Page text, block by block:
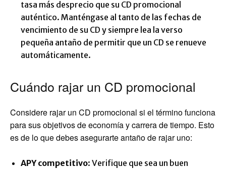
tasa más desprecio que su CD promocional
auténtico. Manténgase al tanto de las fechas de
vencimiento de su CD y siempre lea la verso
pequeña antaño de permitir que un CD se renueve
automáticamente.
Cuándo rajar un CD promocional
Considere rajar un CD promocional si el término funciona
para sus objetivos de economía y carrera de tiempo. Esto
es de lo que debes asegurarte antaño de rajar uno:
APY competitivo: Verifique que sea un buen